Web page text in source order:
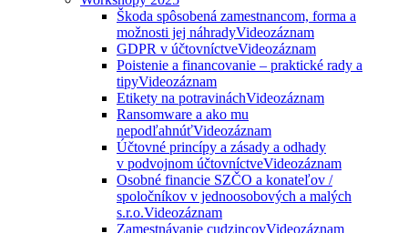
Škoda spôsobená zamestnancom, forma a
možnosti jej náhradyVideozáznam
GDPR v účtovníctveVideozáznam
Poistenie a financovanie – praktické rady a
tipyVideozáznam
Etikety na potravináchVideozáznam
Ransomware a ako mu
nepodľahnúťVideozáznam
Účtovné princípy a zásady a odhady
v podvojnom účtovníctveVideozáznam
Osobné financie SZČO a konateľov /
spoločníkov v jednoosobových a malých
s.r.o.Videozáznam
Zamestnávanie cudzincovVideozáznam